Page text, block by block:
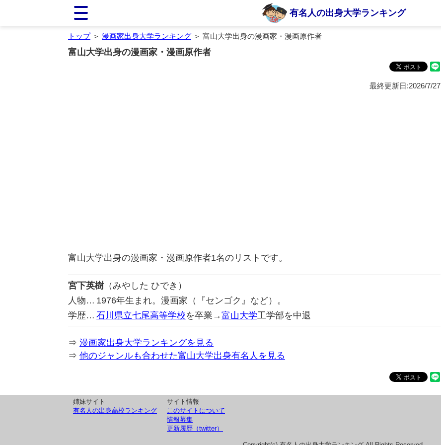
有名人の出身大学ランキング
トップ＞ 漫画家出身大学ランキング ＞ 富山大学出身の漫画家・漫画原作者
富山大学出身の漫画家・漫画原作者
最終更新日:2026/7/27
富山大学出身の漫画家・漫画原作者1名のリストです。
宮下英樹（みやした ひでき）
人物… 1976年生まれ。漫画家（『センゴク』など）。
学歴… 石川県立七尾高等学校を卒業→富山大学工学部を中退
⇒ 漫画家出身大学ランキングを見る
⇒ 他のジャンルも合わせた富山大学出身有名人を見る
姉妹サイト
有名人の出身高校ランキング
サイト情報
このサイトについて
情報募集
更新履歴（twitter）